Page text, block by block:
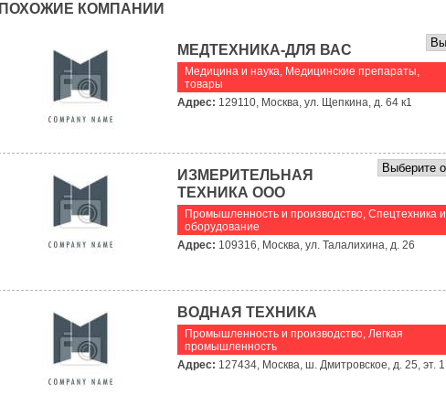
ПОХОЖИЕ КОМПАНИИ
МЕДТЕХНИКА-ДЛЯ ВАС
Медицина и наука, Медицинские препараты,
товары
Адрес: 129110, Москва, ул. Щепкина, д. 64 к1
ИЗМЕРИТЕЛЬНАЯ
ТЕХНИКА ООО
Промышленность и производство, Спецтехника и
оборудование
Адрес: 109316, Москва, ул. Талалихина, д. 26
ВОДНАЯ ТЕХНИКА
Промышленность и производство, Легкая
промышленность
Адрес: 127434, Москва, ш. Дмитровское, д. 25, эт. 1